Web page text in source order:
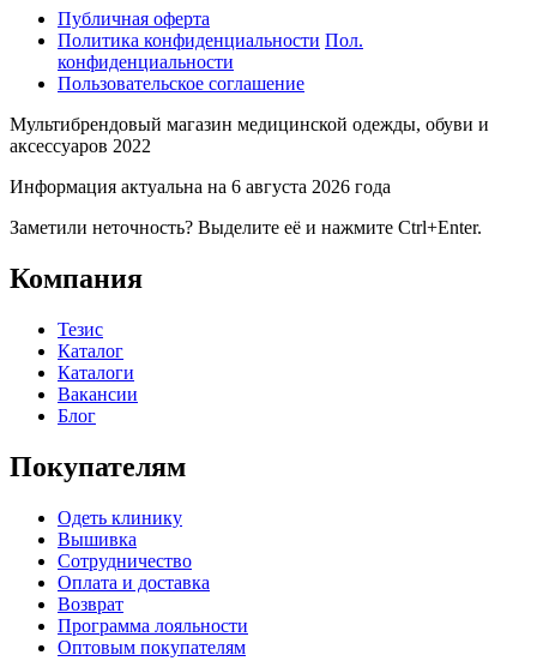
Публичная оферта
Политика конфиденциальности Пол.
конфиденциальности
Пользовательское соглашение
Мультибрендовый магазин медицинской одежды, обуви и
аксессуаров 2022
Информация актуальна на 6 августа 2026 года
Заметили неточность? Выделите её и нажмите Ctrl+Enter.
Компания
Тезис
Каталог
Каталоги
Вакансии
Блог
Покупателям
Одеть клинику
Вышивка
Сотрудничество
Оплата и доставка
Возврат
Программа лояльности
Оптовым покупателям